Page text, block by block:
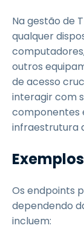
Na gestão de
qualquer
outros
de acesso
interagir com
componentes
infraestrutura
Os endpoints
dependendo
incluem: